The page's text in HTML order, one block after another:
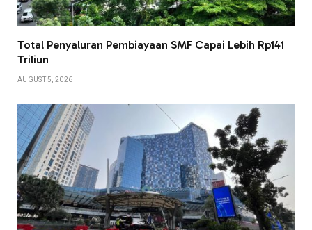
Total Penyaluran Pembiayaan SMF Capai Lebih Rp141
Triliun
AUGUST 5, 2026